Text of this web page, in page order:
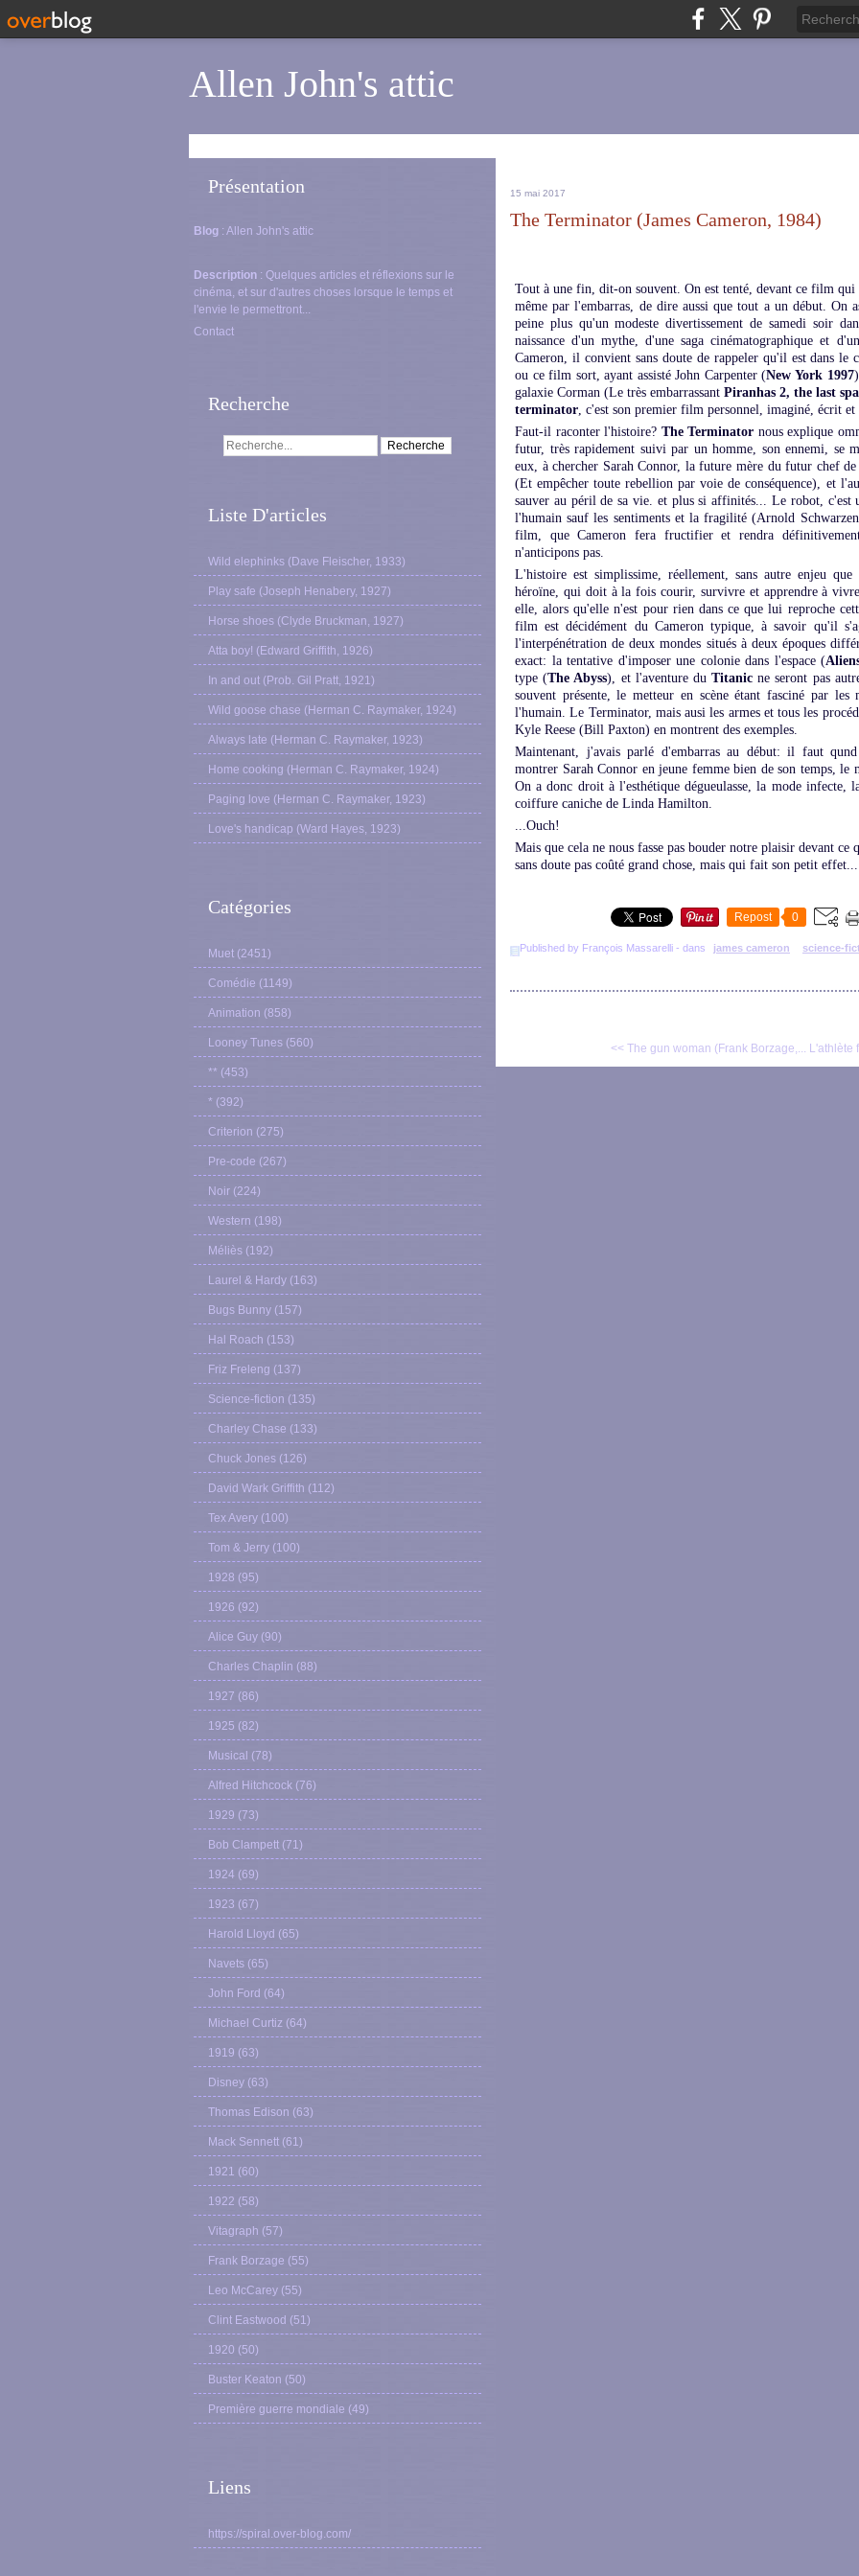
Allen John's attic
Présentation
Blog : Allen John's attic
Description : Quelques articles et réflexions sur le
cinéma, et sur d'autres choses lorsque le temps et
l'envie le permettront...
Contact
Recherche
Liste D'articles
Wild elephinks (Dave Fleischer, 1933)
Play safe (Joseph Henabery, 1927)
Horse shoes (Clyde Bruckman, 1927)
Atta boy! (Edward Griffith, 1926)
In and out (Prob. Gil Pratt, 1921)
Wild goose chase (Herman C. Raymaker, 1924)
Always late (Herman C. Raymaker, 1923)
Home cooking (Herman C. Raymaker, 1924)
Paging love (Herman C. Raymaker, 1923)
Love's handicap (Ward Hayes, 1923)
Catégories
Muet (2451)
Comédie (1149)
Animation (858)
Looney Tunes (560)
** (453)
* (392)
Criterion (275)
Pre-code (267)
Noir (224)
Western (198)
Méliès (192)
Laurel & Hardy (163)
Bugs Bunny (157)
Hal Roach (153)
Friz Freleng (137)
Science-fiction (135)
Charley Chase (133)
Chuck Jones (126)
David Wark Griffith (112)
Tex Avery (100)
Tom & Jerry (100)
1928 (95)
1926 (92)
Alice Guy (90)
Charles Chaplin (88)
1927 (86)
1925 (82)
Musical (78)
Alfred Hitchcock (76)
1929 (73)
Bob Clampett (71)
1924 (69)
1923 (67)
Harold Lloyd (65)
Navets (65)
John Ford (64)
Michael Curtiz (64)
1919 (63)
Disney (63)
Thomas Edison (63)
Mack Sennett (61)
1921 (60)
1922 (58)
Vitagraph (57)
Frank Borzage (55)
Leo McCarey (55)
Clint Eastwood (51)
1920 (50)
Buster Keaton (50)
Première guerre mondiale (49)
Liens
https://spiral.over-blog.com/
15 mai 2017
The Terminator (James Cameron, 1984)
Tout à une fin, dit-on souvent. On est tenté, devant ce film qui
même par l'embarras, de dire aussi que tout a un début.
peine plus qu'un modeste divertissement de samedi soir
naissance d'un mythe, d'une saga cinématographique et
Cameron, il convient sans doute de rappeler qu'il est dans le
ou ce film sort, ayant assisté John Carpenter (New York 1997
galaxie Corman (Le très embarrassant Piranhas 2, the last
terminator, c'est son premier film personnel, imaginé, écrit
Faut-il raconter l'histoire? The Terminator nous explique
futur, très rapidement suivi par un homme, son ennemi, se
eux, à chercher Sarah Connor, la future mère du futur chef
(Et empêcher toute rebellion par voie de conséquence), et
sauver au péril de sa vie. et plus si affinités... Le robot, c'est
l'humain sauf les sentiments et la fragilité (Arnold
film, que Cameron fera fructifier et rendra
n'anticipons pas.
L'histoire est simplissime, réellement, sans autre enjeu
héroïne, qui doit à la fois courir, survivre et apprendre à
elle, alors qu'elle n'est pour rien dans ce que lui reproche
film est décidément du Cameron typique, à savoir qu'il
l'interpénétration de deux mondes situés à deux époques
exact: la tentative d'imposer une colonie dans l'espace (
type (The Abyss), et l'aventure duTitanicne seront pas
souvent présente, le metteur en scène étant fasciné par les
l'humain. Le Terminator, mais ausi les armes et tous les
Kyle Reese (Bill Paxton) en montrent des exemples.
Maintenant, j'avais parlé d'embarras au début: il faut
montrer Sarah Connor en jeune femme bien de son temps, le
On a donc droit à l'esthétique dégueulasse, la mode
coiffure caniche de Linda Hamilton.
...Ouch!
Mais que cela ne nous fasse pas bouder notre plaisir devant
sans doute pas coûté grand chose, mais qui fait son petit effet...
Repost 0
Published by François Massarelli - dans james cameron science-
<< The gun woman (Frank Borzage,... L'athlète